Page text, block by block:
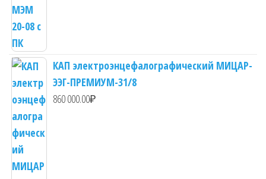
КАП электроэнцефалографический МИЦАР-
ЭЭГ-ПРЕМИУМ-31/8
860 000.00₽